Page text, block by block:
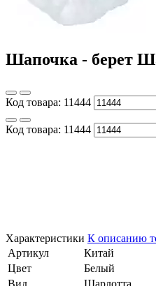
Шапочка - берет
Код товара: 11444
Код товара: 11444
Характеристики К описанию
Артикул
Китай
Цвет
Белый
Вид
Шарлотта